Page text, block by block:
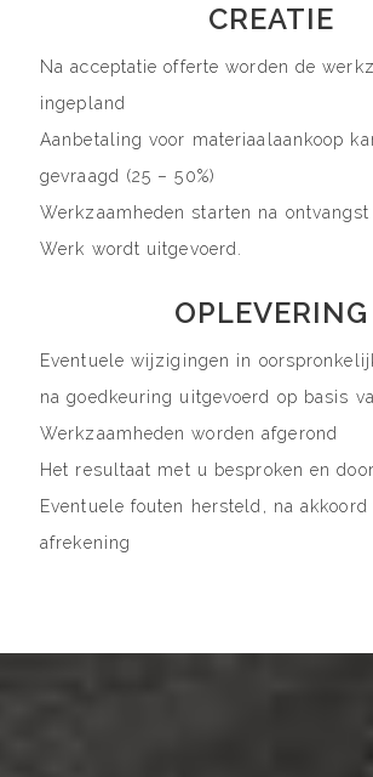
CREATIE
Na acceptatie offerte worden de
ingepland
Aanbetaling voor materiaalaankoop
gevraagd (25 – 50%)
Werkzaamheden starten na
Werk wordt uitgevoerd.
OPLEVERING
Eventuele wijzigingen in
na goedkeuring uitgevoerd op basis
Werkzaamheden worden afgerond
Het resultaat met u besproken en
Eventuele fouten hersteld, na
afrekening